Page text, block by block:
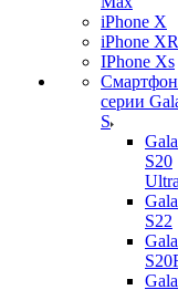
iPhone X
iPhone XR
IPhone Xs
серии
S
S20
Ultra
S22